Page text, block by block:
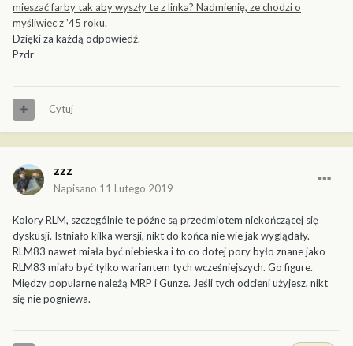
mieszać farby tak aby wyszły te z linka? Nadmienię, ze chodzi o
myśliwiec z '45 roku.
Dzięki za każdą odpowiedź.
Pzdr
Cytuj
zzz
Napisano 11 Lutego 2019
Kolory RLM, szczególnie te późne są przedmiotem niekończącej się
dyskusji. Istniało kilka wersji, nikt do końca nie wie jak wyglądały.
RLM83 nawet miała być niebieska i to co dotej pory było znane jako
RLM83 miało być tylko wariantem tych wcześniejszych. Go figure.
Między popularne należą MRP i Gunze. Jeśli tych odcieni użyjesz, nikt
się nie pogniewa.